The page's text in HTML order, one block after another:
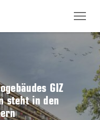
GIZ
steht in den